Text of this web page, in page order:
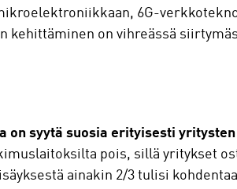
6G-
kehittäminen on vihreässä
on syytä suosia erityisesti
pois, sillä yritykset
ainakin 2/3 tulisi